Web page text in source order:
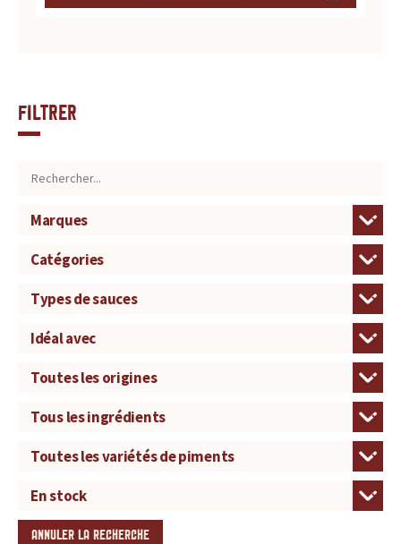
Filtrer
ANNULER LA RECHERCHE